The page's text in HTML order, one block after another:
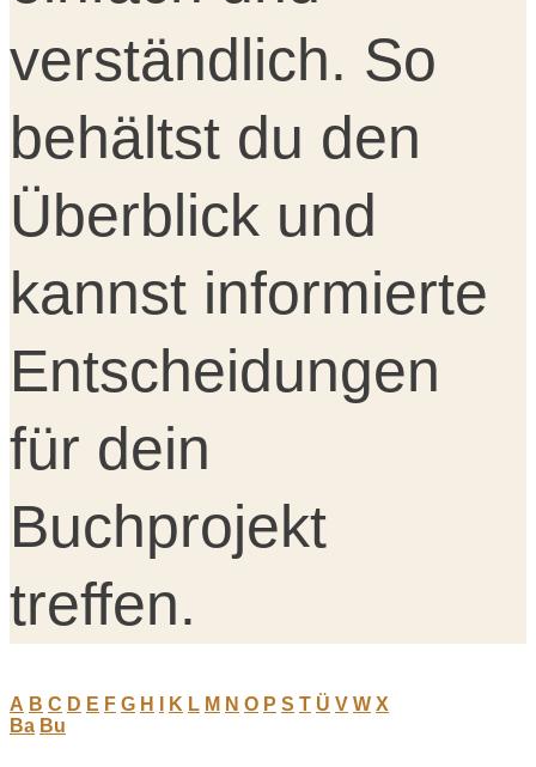
verständlich. So
behältst du den
Überblick und
kannst informierte
Entscheidungen
für dein
Buchprojekt
treffen.
A B C D E F G H K L M N O P S T Ü V W X
Ba Bu